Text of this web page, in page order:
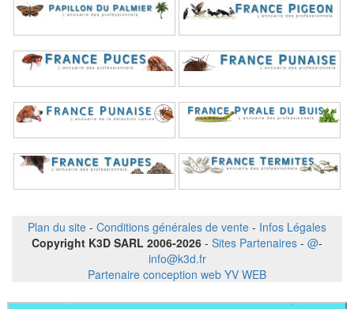
Plan du site - Conditions générales de vente - Infos Légales
Copyright K3D SARL 2006-2026 - Sites Partenaires - @-
info@k3d.fr
Partenaire conception web YV WEB